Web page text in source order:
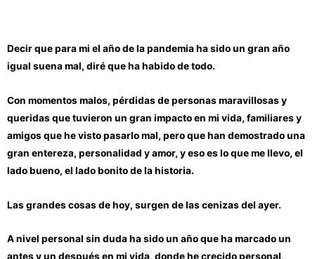
Decir que para mi el año de la pandemia ha sido un gran año
igual suena mal, diré que ha habido de todo.
Con momentos malos, pérdidas de personas maravillosas y
queridas que tuvieron un gran impacto en mi vida, familiares y
amigos que he visto pasarlo mal, pero que han demostrado una
gran entereza, personalidad y amor, y eso es lo que me llevo, el
lado bueno, el lado bonito de la historia.
Las grandes cosas de hoy, surgen de las cenizas del ayer.
A nivel personal sin duda ha sido un año que ha marcado un
antes y un después en mi vida, donde he crecido personal,